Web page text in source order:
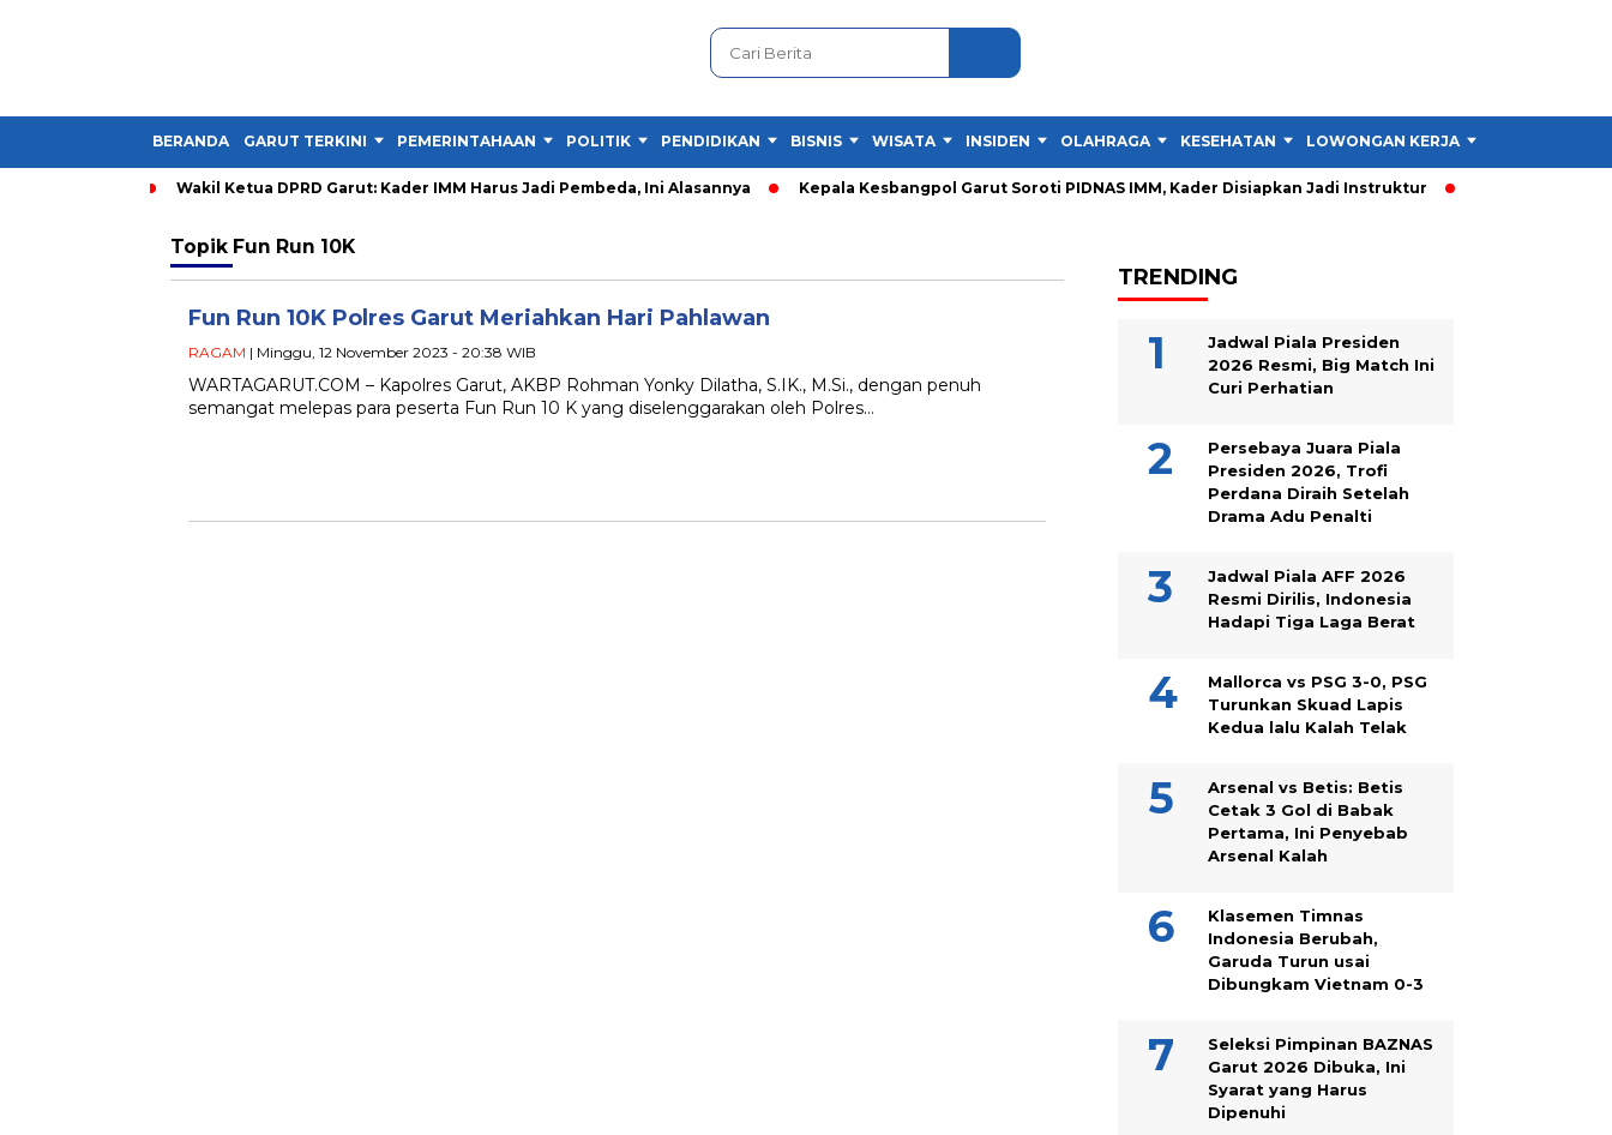
BERANDA GARUT TERKINI PEMERINTAHAAN POLITIK PENDIDIKAN BISNIS WISATA INSIDEN OLAHRAGA KESEHATAN LOWONGAN KERJA
Wakil Ketua DPRD Garut: Kader IMM Harus Jadi Pembeda, Ini Alasannya Kepala Kesbangpol Garut Soroti PIDNAS IMM, Kader Disiapkan Jadi Instruktur
Topik Fun Run 10K
Fun Run 10K Polres Garut Meriahkan Hari Pahlawan
RAGAM | Minggu, 12 November 2023 - 20:38 WIB
WARTAGARUT.COM – Kapolres Garut, AKBP Rohman Yonky Dilatha, S.IK., M.Si., dengan penuh
semangat melepas para peserta Fun Run 10 K yang diselenggarakan oleh Polres…
TRENDING
Jadwal Piala Presiden
2026 Resmi, Big Match Ini
Curi Perhatian
Persebaya Juara Piala
Presiden 2026, Trofi
Perdana Diraih Setelah
Drama Adu Penalti
Jadwal Piala AFF 2026
Resmi Dirilis, Indonesia
Hadapi Tiga Laga Berat
Mallorca vs PSG 3-0, PSG
Turunkan Skuad Lapis
Kedua lalu Kalah Telak
Arsenal vs Betis: Betis
Cetak 3 Gol di Babak
Pertama, Ini Penyebab
Arsenal Kalah
Klasemen Timnas
Indonesia Berubah,
Garuda Turun usai
Dibungkam Vietnam 0-3
Seleksi Pimpinan BAZNAS
Garut 2026 Dibuka, Ini
Syarat yang Harus
Dipenuhi